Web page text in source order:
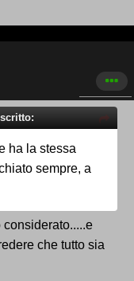
ha la stessa
sempre, a
che tutto sia